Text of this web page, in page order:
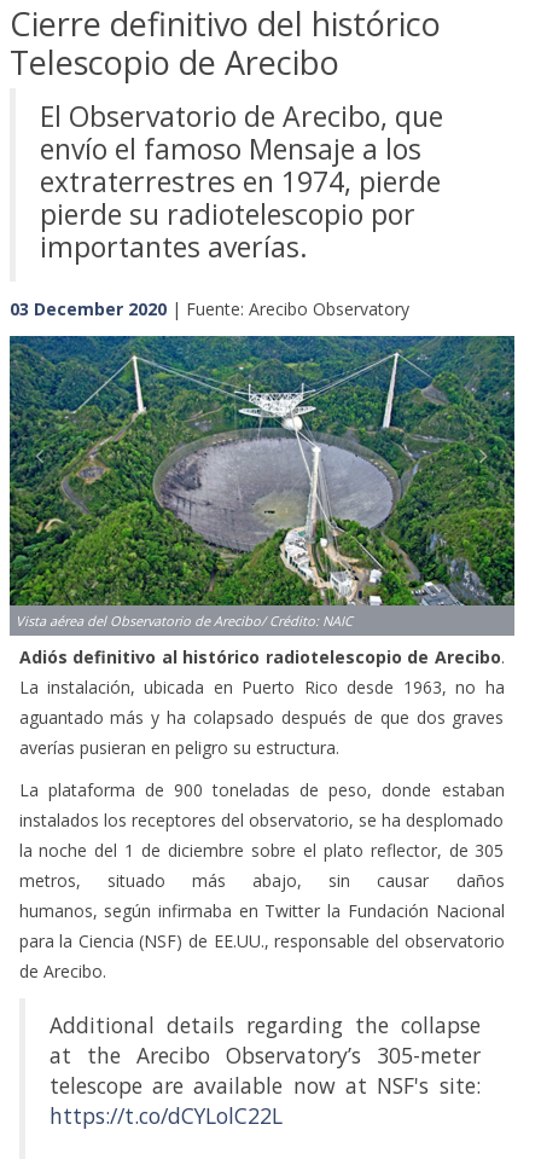
Cierre definitivo del histórico
Telescopio de Arecibo
El Observatorio de Arecibo, que
envío el famoso Mensaje a los
extraterrestres en 1974, pierde
pierde su radiotelescopio por
importantes averías.
03 December 2020| Fuente: Arecibo Observatory
Vista aérea del Observatorio de Arecibo/ Crédito: NAIC
Previous Next
Adiós definitivo al histórico radiotelescopio de Arecibo.
La instalación, ubicada en Puerto Rico desde 1963, no ha
aguantado más y ha colapsado después de que dos graves
averías pusieran en peligro su estructura.
La plataforma de 900 toneladas de peso, donde estaban
instalados los receptores del observatorio, se ha desplomado
la noche del 1 de diciembre sobre el plato reflector, de 305
metros, situado más abajo, sin causar daños
humanos, según infirmaba en Twitter la Fundación Nacional
para la Ciencia (NSF) de EE.UU., responsable del observatorio
de Arecibo.
Additional details regarding the collapse
at the Arecibo Observatory’s 305-meter
telescope are available now at NSF's site:
https://t.co/dCYLolC22L